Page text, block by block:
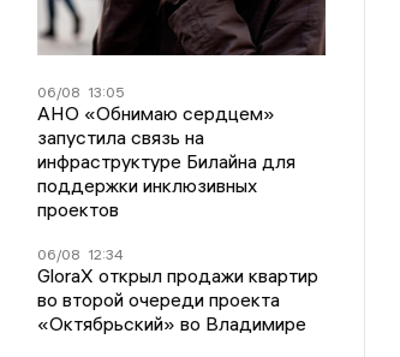
06/08 13:05
АНО «Обнимаю сердцем»
запустила связь на
инфраструктуре Билайна для
поддержки инклюзивных
проектов
06/08 12:34
GloraX открыл продажи квартир
во второй очереди проекта
«Октябрьский» во Владимире